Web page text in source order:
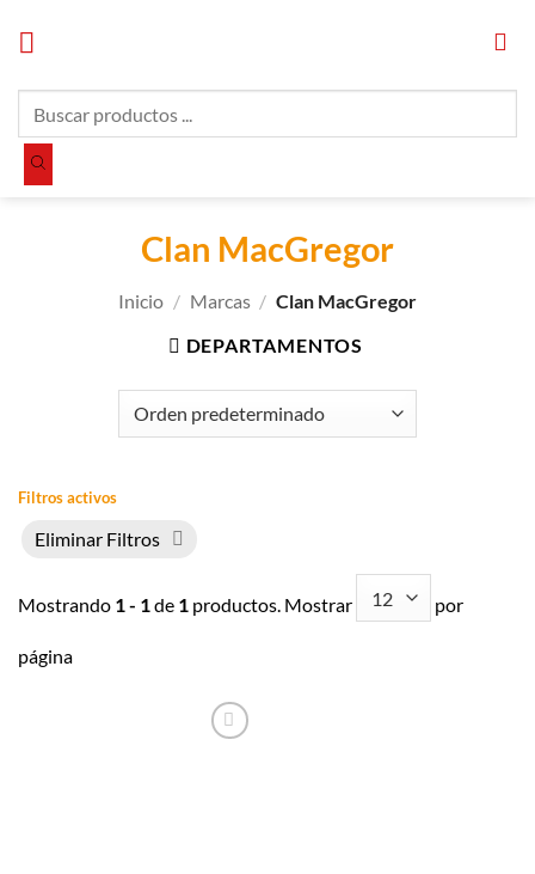
productos
Clan MacGregor
Inicio / Marcas / Clan MacGregor
DEPARTAMENTOS
Filtros activos
Eliminar Filtros
Mostrando 1 - 1de 1 productos. Mostrar por
página